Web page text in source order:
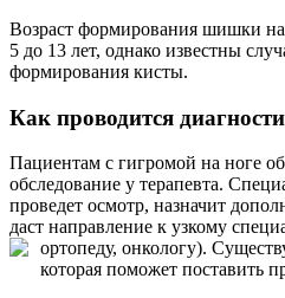
Возраст формирования шишки на
5 до 13 лет, однако известны
формирования кисты.
Как проводится
Пациентам с гигромой на ноге
обследование у терапевта.
проведет осмотр, назначит
даст направление к узкому
ортопеду, онкологу).
которая поможет поставить